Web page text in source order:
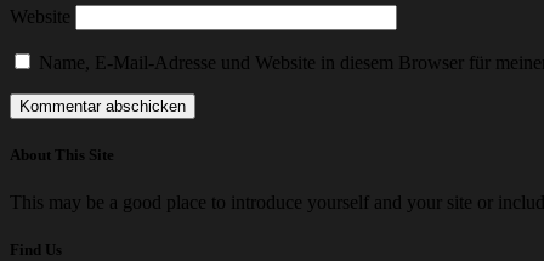
Website
Name, E-Mail-Adresse und Website in diesem Browser für
About This Site
This may be a good place to introduce yourself and your site or
Find Us